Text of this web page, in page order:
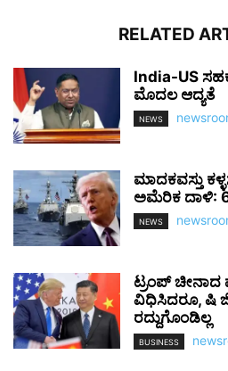
RELATED
India-US
ಮೊದಲ ಆದ್ಯತೆ
NEWS
ಮಾದಕವಸ್ತು
ಅಮೆರಿಕ ದಾಳಿ:
NEWS
ಟ್ರಂಪ್ ಚೀನಾದ
ವಿಧಿಸಿದರೂ, ಷಿ
ರದ್ದುಗೊಂಡಿಲ್ಲ
BUSINESS